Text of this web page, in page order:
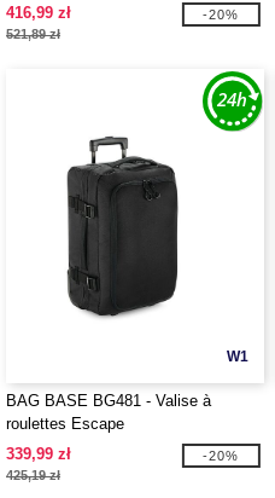
416,99 zł
521,89 zł
-20%
W1
BAG BASE BG481 - Valise à
roulettes Escape
339,99 zł
425,19 zł
-20%